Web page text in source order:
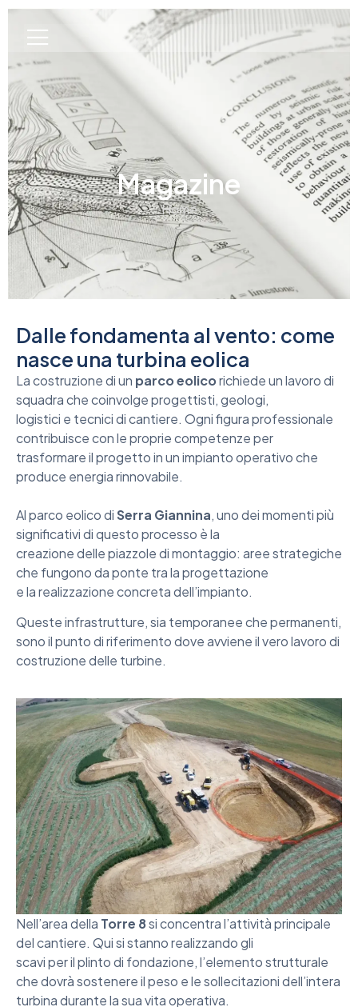
Magazine
Home
Dalle fondamenta al vento: come
nasce una turbina eolica
La costruzione di un parco eolicorichiede un lavoro di
squadra che coinvolge progettisti, geologi,
logistici e tecnici di cantiere. Ogni figura professionale
contribuisce con le proprie competenze per
trasformare il progetto in un impianto operativo che
produce energia rinnovabile.
Al parco eolico diSerra Giannina, uno dei momenti più
significativi di questo processo è la
creazione delle piazzole di montaggio: aree strategiche
che fungono da ponte tra la progettazione
e la realizzazione concreta dell’impianto.
Queste infrastrutture, sia temporanee che permanenti,
sono il punto di riferimento dove avviene il vero lavoro di
costruzione delle turbine.
Nell’area della Torre 8si concentra l’attività principale
del cantiere. Qui si stanno realizzando gli
scavi per il plinto di fondazione, l’elemento strutturale
che dovrà sostenere il peso e le sollecitazioni dell’intera
turbina durante la sua vita operativa.